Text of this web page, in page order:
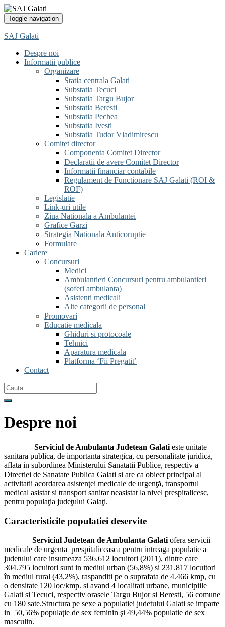
Toggle navigation
SAJ Galati
Despre noi
Informatii publice
Organizare
Statia centrala Galati
Substatia Tecuci
Substatia Targu Bujor
Substatia Beresti
Substatia Pechea
Substatia Ivesti
Substatia Tudor Vladimirescu
Comitet director
Componenta Comitet Director
Declaratii de avere Comitet Director
Informatii financiar contabile
Regulament de Functionare SAJ Galati (ROI &
ROF)
Legislatie
Link-uri utile
Ziua Nationala a Ambulantei
Grafice Garzi
Strategia Nationala Anticoruptie
Formulare
Cariere
Concursuri
Medici
Ambulantieri Concursuri pentru ambulantieri
(soferi ambulanta)
Asistenti medicali
Alte categorii de personal
Promovari
Educatie medicala
Ghiduri si protocoale
Tehnici
Aparatura medicala
Platforma ‘Fii Pregatit’
Contact
Search
for:
Despre noi
Serviciul de Ambulanta Judetean Galati este unitate
sanitara publica, de importanta strategica, cu personalitate juridica,
aflata in subordinea Ministerului Sanatatii Publice, respectiv a
Directiei de Sanatate Publica Galati si are ca obiect principal al
activitatii acordarea asistenţei medicale de urgenţă, transportul
medical asistat si transport sanitar neasistat la nivel prespitalicesc,
pentru populaţia judeţului Galaţi.
Caracteristicile populatiei deservite
Serviciul Judetean de Ambulanta Galati ofera servicii
medicale de urgenta prespitaliceasca pentru intreaga populatie a
judetului care insumeaza 536.612 locuitori (2011), dintre care
304.795 locuitori sunt in mediul urban (56,8%) si 231.817 locuitori
în mediul rural (43,2%), raspanditi pe o suprafata de 4.466 kmp, cu
o densitate 120 loc/kmp. si avand 4 localitati urbane, municipiile
Galati si Tecuci, respectiv orasele Targu Bujor si Beresti, 56 comune
cu 180 sate.Structura pe sexe a populatiei judetului Galati se imparte
in 50,56% populaţie de sex feminin şi 49,44% populatie de sex
masculin.